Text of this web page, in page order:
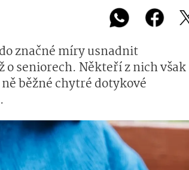
značné míry usnadnit
seniorech. Někteří z nich však
běžné chytré dotykové